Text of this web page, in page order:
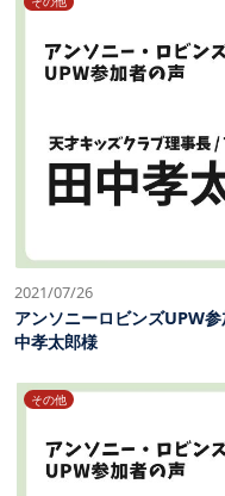
2021/07/26
アンソニーロビンズUPW
中孝太郎様
その他